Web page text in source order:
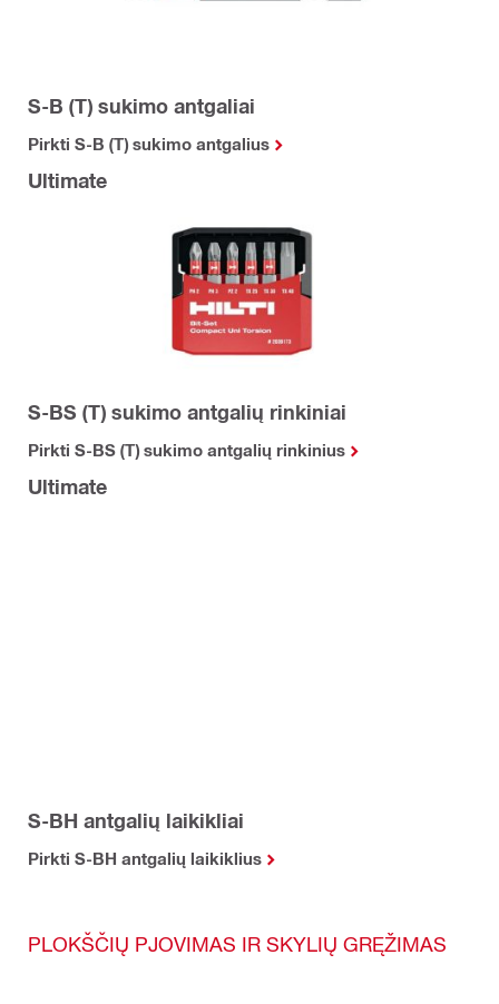
S-B (T) sukimo antgaliai
Pirkti S-B (T) sukimo antgalius
Ultimate
S-BS (T) sukimo antgalių rinkiniai
Pirkti S-BS (T) sukimo antgalių rinkinius
Ultimate
S-BH antgalių laikikliai
Pirkti S-BH antgalių laikiklius
PLOKŠČIŲ PJOVIMAS IR SKYLIŲ GRĘŽIMAS